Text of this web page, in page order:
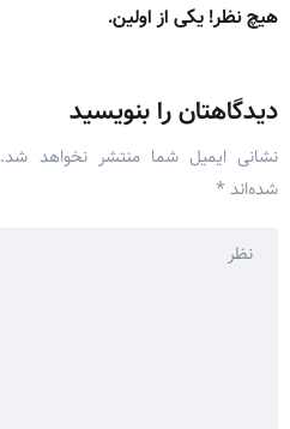
هیچ نظر! یکی از اولین.
دیدگاهتان را بنویسید
نشانی ایمیل شما منتشر نخواهد شد.
شده‌اند *